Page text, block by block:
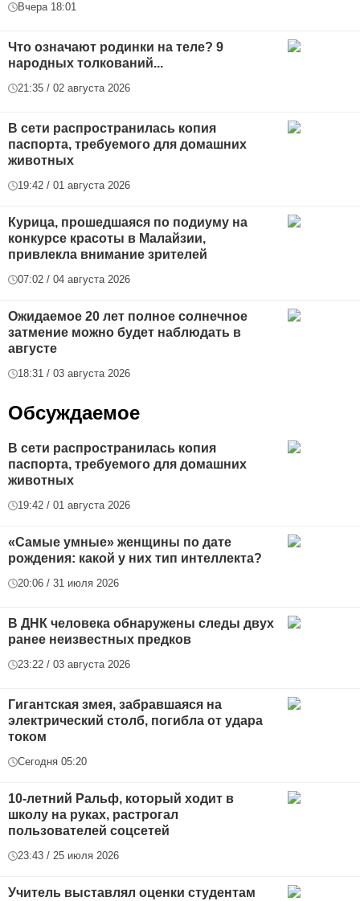
Вчера 18:01
Что означают родинки на теле? 9
народных толкований...
21:35 / 02 августа 2026
В сети распространилась копия
паспорта, требуемого для домашних
животных
19:42 / 01 августа 2026
Курица, прошедшаяся по подиуму на
конкурсе красоты в Малайзии,
привлекла внимание зрителей
07:02 / 04 августа 2026
Ожидаемое 20 лет полное солнечное
затмение можно будет наблюдать в
августе
18:31 / 03 августа 2026
Обсуждаемое
В сети распространилась копия
паспорта, требуемого для домашних
животных
19:42 / 01 августа 2026
«Самые умные» женщины по дате
рождения: какой у них тип интеллекта?
20:06 / 31 июля 2026
В ДНК человека обнаружены следы двух
ранее неизвестных предков
23:22 / 03 августа 2026
Гигантская змея, забравшаяся на
электрический столб, погибла от удара
током
Сегодня 05:20
10-летний Ральф, который ходит в
школу на руках, растрогал
пользователей соцсетей
23:43 / 25 июля 2026
Учитель выставлял оценки студентам